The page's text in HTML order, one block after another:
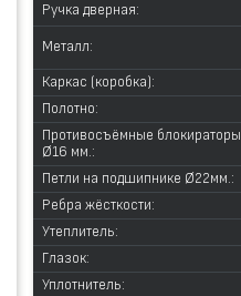
Ручка дверная:
Металл:
Каркас (коробка):
Полотно:
Противосъёмные блокираторы
Ø16 мм.:
Петли на подшипнике Ø22мм.:
Ребра жёсткости:
Утеплитель:
Глазок:
Уплотнитель: